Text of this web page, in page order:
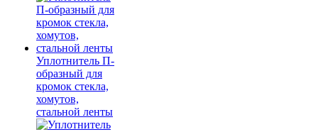
Уплотнитель П-
образный для
кромок стекла,
хомутов,
стальной ленты